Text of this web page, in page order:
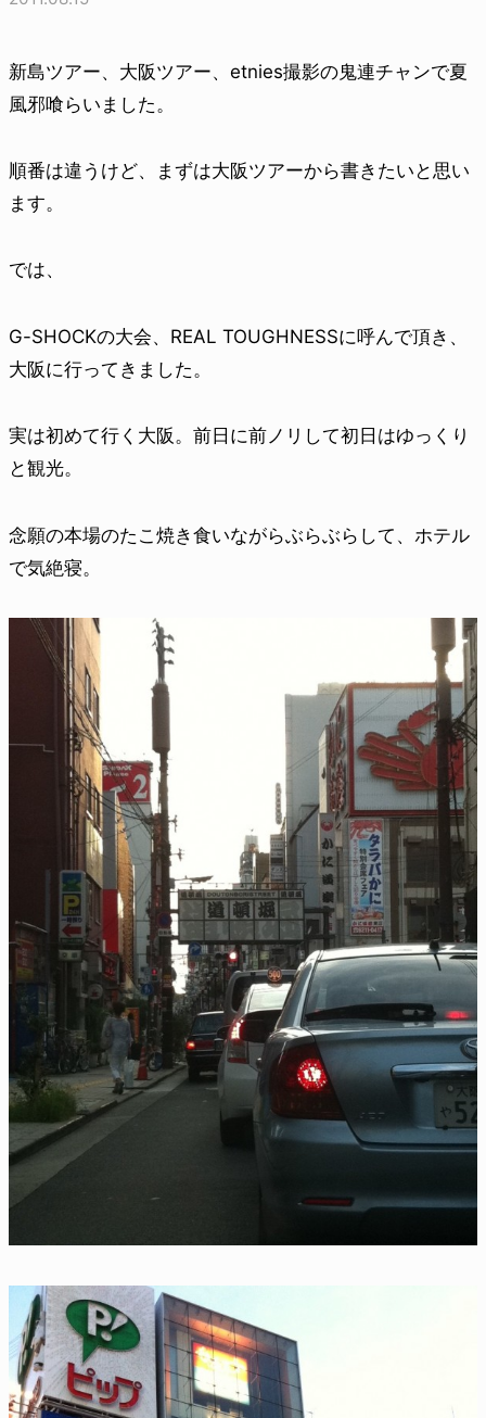
新島ツアー、大阪ツアー、etnies撮影の鬼連チャンで夏
風邪喰らいました。
順番は違うけど、まずは大阪ツアーから書きたいと思い
ます。
では、
G-SHOCKの大会、REAL TOUGHNESSに呼んで頂き、
大阪に行ってきました。
実は初めて行く大阪。前日に前ノリして初日はゆっくり
と観光。
念願の本場のたこ焼き食いながらぶらぶらして、ホテル
で気絶寝。